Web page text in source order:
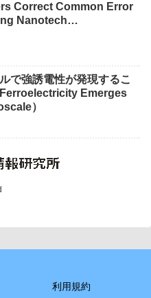
Correct Common Error
Nanotech
で強誘電性が発現するこ
Emerges
）
利用規約